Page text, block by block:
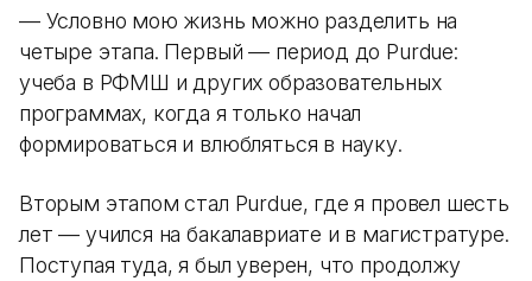
— Условно мою жизнь можно разделить на
четыре этапа. Первый — период до Purdue:
учеба в РФМШ и других образовательных
программах, когда я только начал
формироваться и влюбляться в науку.
Вторым этапом стал Purdue, где я провел шесть
лет — учился на бакалавриате и в магистратуре.
Поступая туда, я был уверен, что продолжу